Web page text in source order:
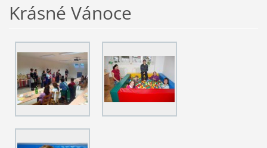
Krásné Vánoce